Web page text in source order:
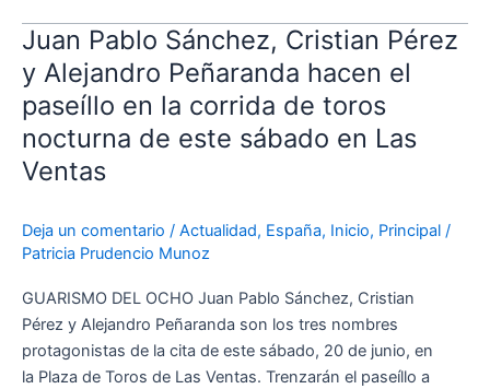
Juan Pablo Sánchez, Cristian Pérez
y Alejandro Peñaranda hacen el
paseíllo en la corrida de toros
nocturna de este sábado en Las
Ventas
Deja un comentario / Actualidad, España, Inicio, Principal /
Patricia Prudencio Munoz
GUARISMO DEL OCHO Juan Pablo Sánchez, Cristian
Pérez y Alejandro Peñaranda son los tres nombres
protagonistas de la cita de este sábado, 20 de junio, en
la Plaza de Toros de Las Ventas. Trenzarán el paseíllo a
Juan
Pablo
Sánchez,
Cristian
Pérez
y
Peñaranda
hacen
paseíllo
en
la
corrida